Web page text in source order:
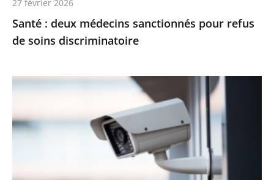
Santé : deux médecins sanctionnés pour refus
de soins discriminatoire
27 février 2026
le
traitement